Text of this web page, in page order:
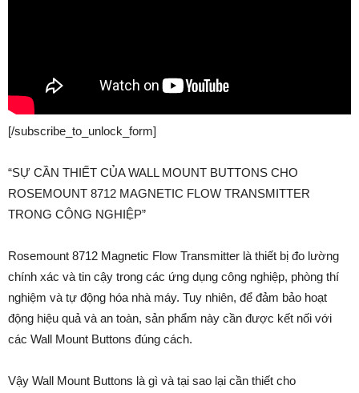
[/subscribe_to_unlock_form]
“SỰ CẦN THIẾT CỦA WALL MOUNT BUTTONS CHO
ROSEMOUNT 8712 MAGNETIC FLOW TRANSMITTER
TRONG CÔNG NGHIỆP”
Rosemount 8712 Magnetic Flow Transmitter là thiết bị đo lường
chính xác và tin cậy trong các ứng dụng công nghiệp, phòng thí
nghiệm và tự động hóa nhà máy. Tuy nhiên, để đảm bảo hoạt
động hiệu quả và an toàn, sản phẩm này cần được kết nối với
các Wall Mount Buttons đúng cách.
Vậy Wall Mount Buttons là gì và tại sao lại cần thiết cho